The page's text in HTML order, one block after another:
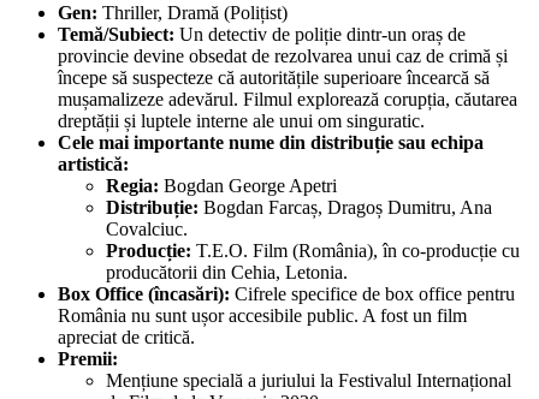
Gen: Thriller, Dramă (Polițist)
Temă/Subiect: Un detectiv de poliție dintr-un oraș de
provincie devine obsedat de rezolvarea unui caz de crimă și
începe să suspecteze că autoritățile superioare încearcă să
mușamalizeze adevărul. Filmul explorează corupția, căutarea
dreptății și luptele interne ale unui om singuratic.
Cele mai importante nume din distribuție sau echipa
artistică:
Regia: Bogdan George Apetri
Distribuție: Bogdan Farcaș, Dragoș Dumitru, Ana
Covalciuc.
Producție: T.E.O. Film (România), în co-producție cu
producătorii din Cehia, Letonia.
Box Office (încasări): Cifrele specifice de box office pentru
România nu sunt ușor accesibile public. A fost un film
apreciat de critică.
Premii:
Mențiune specială a juriului la Festivalul Internațional